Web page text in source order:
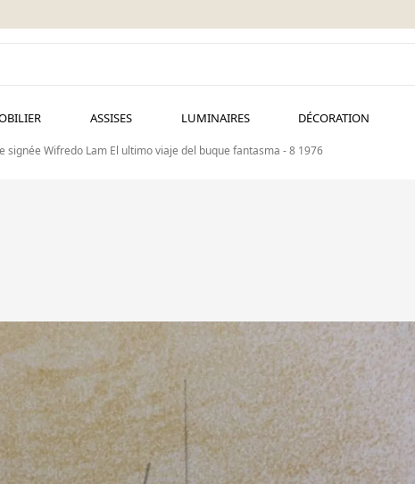
ASSISES LUMINAIRES DÉCORATION
signée Wifredo Lam El ultimo viaje del buque fantasma - 8 1976